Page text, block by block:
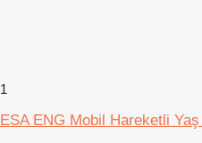
1
ESA ENG Mobil Hareketli